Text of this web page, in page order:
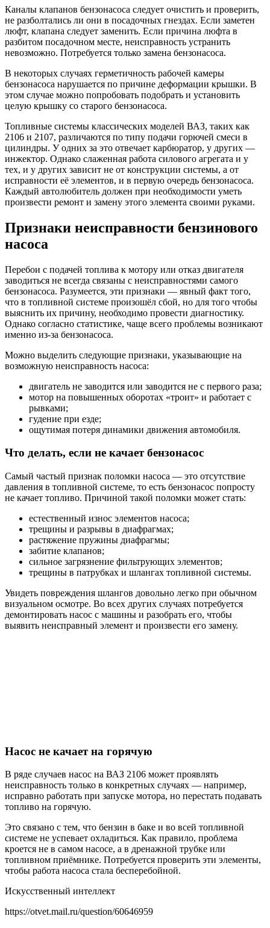
Каналы клапанов бензонасоса следует очистить и проверить,
не разболтались ли они в посадочных гнездах. Если заметен
люфт, клапана следует заменить. Если причина люфта в
разбитом посадочном месте, неисправность устранить
невозможно. Потребуется только замена бензонасоса.
В некоторых случаях герметичность рабочей камеры
бензонасоса нарушается по причине деформации крышки. В
этом случае можно попробовать подобрать и установить
целую крышку со старого бензонасоса.
Топливные системы классических моделей ВАЗ, таких как
2106 и 2107, различаются по типу подачи горючей смеси в
цилиндры. У одних за это отвечает карбюратор, у других —
инжектор. Однако слаженная работа силового агрегата и у
тех, и у других зависит не от конструкции системы, а от
исправности её элементов, и в первую очередь бензонасоса.
Каждый автолюбитель должен при необходимости уметь
произвести ремонт и замену этого элемента своими руками.
Признаки неисправности бензинового
насоса
Перебои с подачей топлива к мотору или отказ двигателя
заводиться не всегда связаны с неисправностями самого
бензонасоса. Разумеется, эти признаки — явный факт того,
что в топливной системе произошёл сбой, но для того чтобы
выяснить их причину, необходимо провести диагностику.
Однако согласно статистике, чаще всего проблемы возникают
именно из-за бензонасоса.
Можно выделить следующие признаки, указывающие на
возможную неисправность насоса:
двигатель не заводится или заводится не с первого раза;
мотор на повышенных оборотах «троит» и работает с
рывками;
гудение при езде;
ощутимая потеря динамики движения автомобиля.
Что делать, если не качает бензонасос
Самый частый признак поломки насоса — это отсутствие
давления в топливной системе, то есть бензонасос попросту
не качает топливо. Причиной такой поломки может стать:
естественный износ элементов насоса;
трещины и разрывы в диафрагмах;
растяжение пружины диафрагмы;
забитие клапанов;
сильное загрязнение фильтрующих элементов;
трещины в патрубках и шлангах топливной системы.
Увидеть повреждения шлангов довольно легко при обычном
визуальном осмотре. Во всех других случаях потребуется
демонтировать насос с машины и разобрать его, чтобы
выявить неисправный элемент и произвести его замену.
Насос не качает на горячую
В ряде случаев насос на ВАЗ 2106 может проявлять
неисправность только в конкретных случаях — например,
исправно работать при запуске мотора, но перестать подавать
топливо на горячую.
Это связано с тем, что бензин в баке и во всей топливной
системе не успевает охладиться. Как правило, проблема
кроется не в самом насосе, а в дренажной трубке или
топливном приёмнике. Потребуется проверить эти элементы,
чтобы работа насоса стала бесперебойной.
Искусственный интеллект
https://otvet.mail.ru/question/60646959